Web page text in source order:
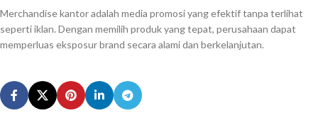
Merchandise kantor adalah media promosi yang efektif tanpa terlihat
seperti iklan. Dengan memilih produk yang tepat, perusahaan dapat
memperluas eksposur brand secara alami dan berkelanjutan.